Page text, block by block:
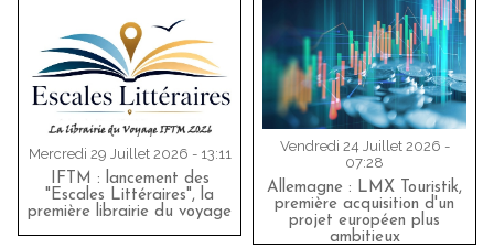
Mercredi 29 Juillet 2026 - 13:11
IFTM : lancement des
"Escales Littéraires", la
première librairie du voyage
Vendredi 24 Juillet 2026 -
07:28
Allemagne : LMX Touristik,
première acquisition d'un
projet européen plus
ambitieux